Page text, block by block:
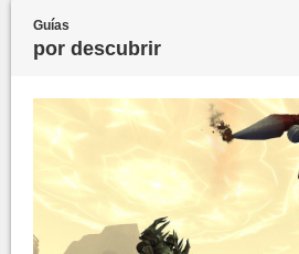
Guías
por descubrir